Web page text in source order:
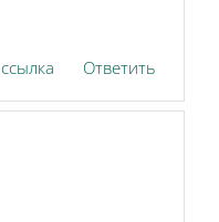
Ответить